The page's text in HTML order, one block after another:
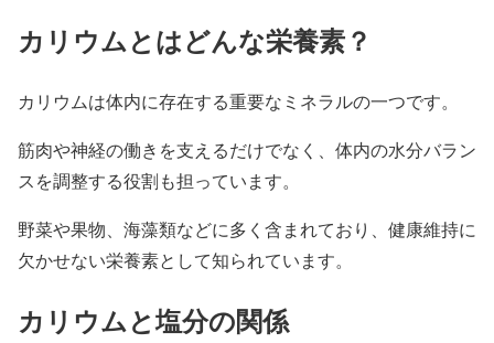
カリウムとはどんな栄養素？
カリウムは体内に存在する重要なミネラルの一つです。
筋肉や神経の働きを支えるだけでなく、体内の水分バラン
スを調整する役割も担っています。
野菜や果物、海藻類などに多く含まれており、健康維持に
欠かせない栄養素として知られています。
カリウムと塩分の関係